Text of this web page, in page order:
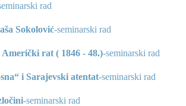
rad
Sokolović-seminarski rad
rat ( 1846 - 48.)-seminarski rad
i Sarajevski atentat-seminarski rad
-seminarski rad